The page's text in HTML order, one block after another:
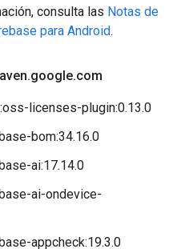
consulta las Notas de
para Android.
.google.com
licenses-plugin:0.13.0
bom:34.16.0
ai:17.14.0
ai-ondevice-
appcheck:19.3.0